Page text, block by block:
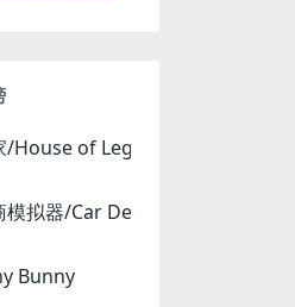
House of Legacy
模拟器/Car Dealer Simulator
Bunny